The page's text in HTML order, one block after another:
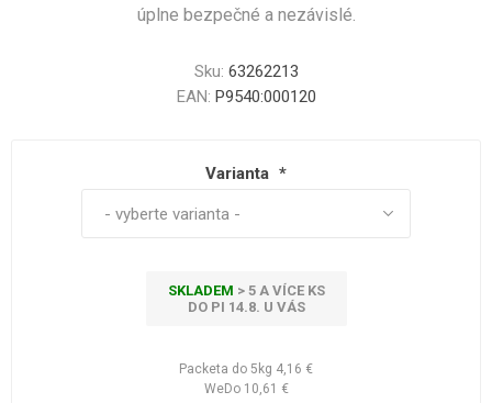
úplne bezpečné a nezávislé.
Sku: 63262213
EAN: P9540:000120
Varianta *
SKLADEM > 5 A VÍCE KS
DO PI 14.8. U VÁS
Packeta do 5kg 4,16 €
WeDo 10,61 €